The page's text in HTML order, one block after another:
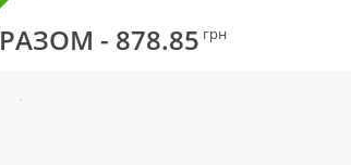
РАЗОМ - 878.85 грн